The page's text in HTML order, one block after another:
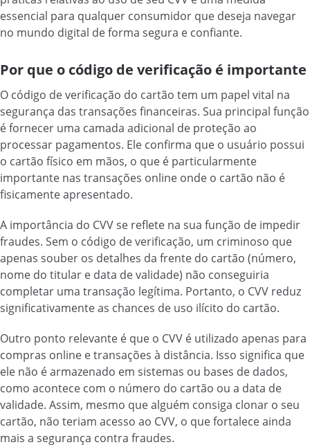
essencial para qualquer consumidor que deseja navegar
no mundo digital de forma segura e confiante.
Por que o código de verificação é importante
O código de verificação do cartão tem um papel vital na
segurança das transações financeiras. Sua principal função
é fornecer uma camada adicional de proteção ao
processar pagamentos. Ele confirma que o usuário possui
o cartão físico em mãos, o que é particularmente
importante nas transações online onde o cartão não é
fisicamente apresentado.
A importância do CVV se reflete na sua função de impedir
fraudes. Sem o código de verificação, um criminoso que
apenas souber os detalhes da frente do cartão (número,
nome do titular e data de validade) não conseguiria
completar uma transação legítima. Portanto, o CVV reduz
significativamente as chances de uso ilícito do cartão.
Outro ponto relevante é que o CVV é utilizado apenas para
compras online e transações à distância. Isso significa que
ele não é armazenado em sistemas ou bases de dados,
como acontece com o número do cartão ou a data de
validade. Assim, mesmo que alguém consiga clonar o seu
cartão, não teriam acesso ao CVV, o que fortalece ainda
mais a segurança contra fraudes.